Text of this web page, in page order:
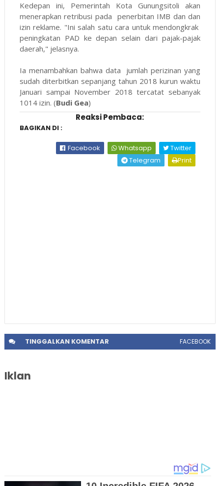
Kedepan ini, Pemerintah Kota Gunungsitoli akan
menerapkan retribusi pada penerbitan IMB dan dan
izin reklame. "Ini salah satu cara untuk mendongkrak
peningkatan PAD ke depan selain dari pajak-pajak
daerah," jelasnya.
Ia menambahkan bahwa data jumlah perizinan yang
sudah diterbitkan sepanjang tahun 2018 kurun waktu
Januari sampai November 2018 tercatat sebanyak
1014 izin. (Budi Gea)
Reaksi Pembaca:
BAGIKAN DI :
Facebook Whatsapp
Twitter
Telegram
Print
TINGGALKANKOMENTAR FACEBOOK
Iklan